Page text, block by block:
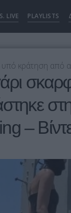
LIVE PLAYLISTS
κράτηση από
–